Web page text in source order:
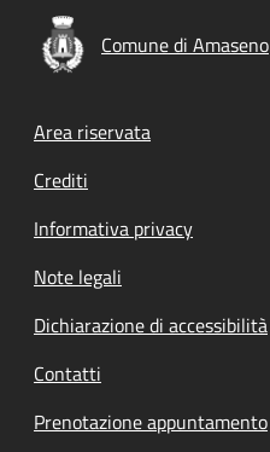
Comune di Amaseno
Footer menu
Area riservata
Crediti
Informativa privacy
Note legali
Dichiarazione di accessibilità
Contatti
Prenotazione appuntamento